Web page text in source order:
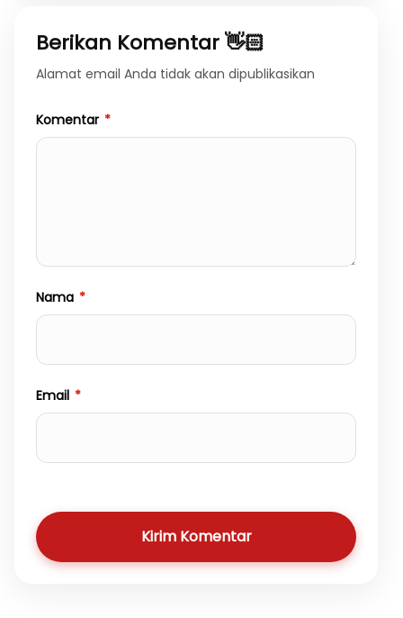
Berikan Komentar 👋🏻
Alamat email Anda tidak akan dipublikasikan
Komentar *
Nama *
Email *
Kirim Komentar